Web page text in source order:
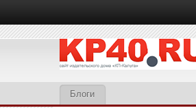
Блоги